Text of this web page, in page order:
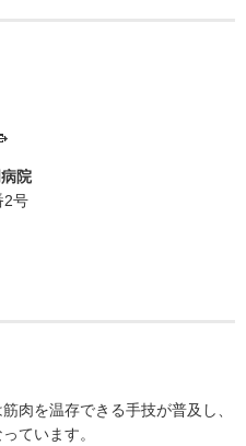
院
2号
肉を温存できる手技が普及し、
ています。